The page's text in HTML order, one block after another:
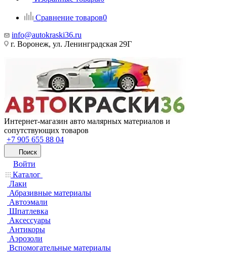
Сравнение товаров0
info@autokraski36.ru
г. Воронеж, ул. Ленинградская 29Г
Интернет-магазин авто малярных материалов и
сопутствующих товаров
+7 905 655 88 04
Поиск
Войти
Каталог
Лаки
Абразивные материалы
Автоэмали
Шпатлевка
Аксессуары
Антикоры
Аэрозоли
Вспомогательные материалы